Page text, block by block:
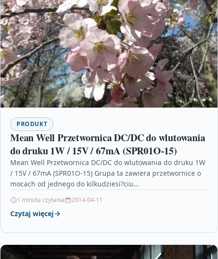
PRODUKT
Mean Well Przetwornica DC/DC do wlutowania
do druku 1W / 15V / 67mA (SPR01O-15)
Mean Well Przetwornica DC/DC do wlutowania do druku 1W
/ 15V / 67mA (SPR01O-15) Grupa ta zawiera przetwornice o
mocach od jednego do kilkudziesi?ciu…
1 minuta czytania 2014-04-11
Czytaj więcej